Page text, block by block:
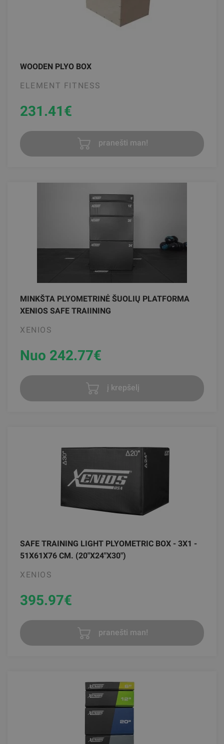
WOODEN PLYO BOX
ELEMENT FITNESS
231.41€
pranešti man!
MINKŠTA PLYOMETRINĖ ŠUOLIŲ PLATFORMA
XENIOS SAFE TRAIINING
XENIOS
Nuo 242.77€
į krepšelį
SAFE TRAINING LIGHT PLYOMETRIC BOX - 3X1 -
51X61X76 CM. (20"X24"X30")
XENIOS
395.97€
pranešti man!